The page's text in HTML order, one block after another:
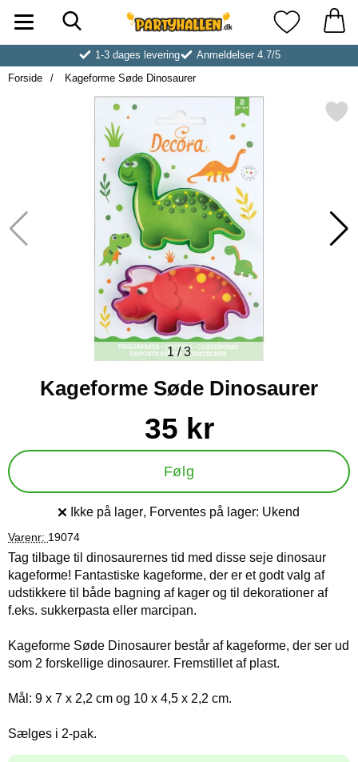
Startside for Partyhallen AB Mine
1-3 dages levering
Anmeldelser 4.7/5
Forside
Kageforme Søde Dinosaurer
Markér kageforme Søde
1/3
Kageforme Søde Dinosaurer
Køb dette produkt Kageforme Søde Dinosaurer
pris
35 kr
Følg
Produkttilgængelighed:
Ikke på lager, Forventes på lager: Ukend
Varenr: 19074
Tag tilbage til dinosaurernes tid med disse seje dinosaur
kageforme! Fantastiske kageforme, der er et godt valg af
udstikkere til både bagning af kager og til dekorationer af
f.eks. sukkerpasta eller marcipan.
Kageforme Søde Dinosaurer består af kageforme, der ser ud
som 2 forskellige dinosaurer. Fremstillet af plast.
Mål: 9 x 7 x 2,2 cm og 10 x 4,5 x 2,2 cm.
Sælges i 2-pak.